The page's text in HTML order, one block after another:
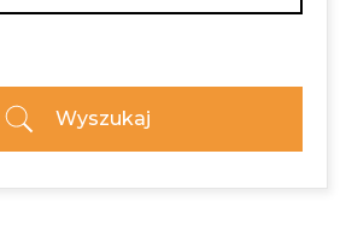
Wyszukaj